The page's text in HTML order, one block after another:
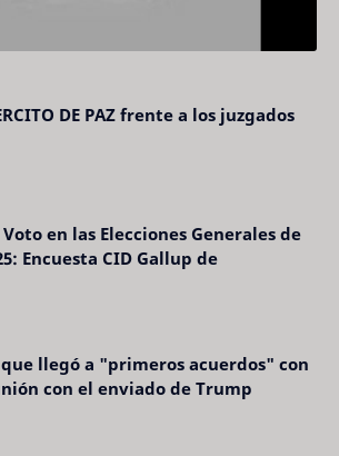
DE PAZ frente a los juzgados
en las Elecciones Generales de
Encuesta CID Gallup de
llegó a "primeros acuerdos" con
con el enviado de Trump